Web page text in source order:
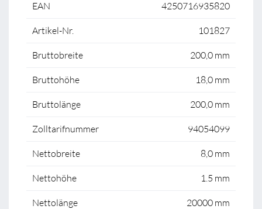
EAN 4250716935820
Artikel-Nr. 101827
Bruttobreite 200,0 mm
Bruttohöhe 18,0 mm
Bruttolänge 200,0 mm
Zolltarifnummer 94054099
Nettobreite 8,0 mm
Nettohöhe 1.5 mm
Nettolänge 20000 mm